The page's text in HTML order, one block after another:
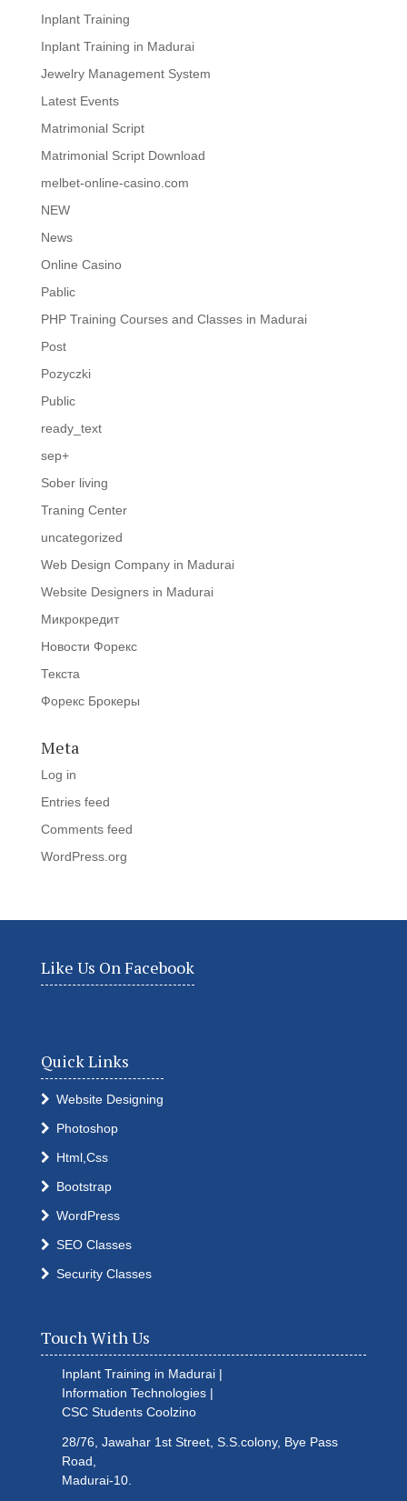
Inplant Training
Inplant Training in Madurai
Jewelry Management System
Latest Events
Matrimonial Script
Matrimonial Script Download
melbet-online-casino.com
NEW
News
Online Casino
Pablic
PHP Training Courses and Classes in Madurai
Post
Pozyczki
Public
ready_text
sep+
Sober living
Traning Center
uncategorized
Web Design Company in Madurai
Website Designers in Madurai
Микрокредит
Новости Форекс
Текста
Форекс Брокеры
Meta
Log in
Entries feed
Comments feed
WordPress.org
Like Us On Facebook
Quick Links
Website Designing
Photoshop
Html,Css
Bootstrap
WordPress
SEO Classes
Security Classes
Touch With Us
Inplant Training in Madurai |
Information Technologies |
CSC Students Coolzino
28/76, Jawahar 1st Street, S.S.colony, Bye Pass
Road,
Madurai-10.